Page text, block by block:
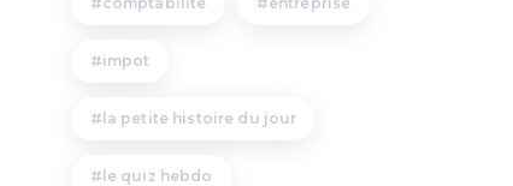
impot
la petite histoire du jour
le quiz hebdo